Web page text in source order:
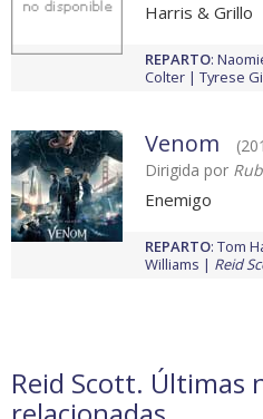
Harris & Grillo
REPARTO:
Colter
Tyrese
Venom
Dirigida por
Enemigo
REPARTO: Tom
Williams
Reid
Reid Scott. Últimas